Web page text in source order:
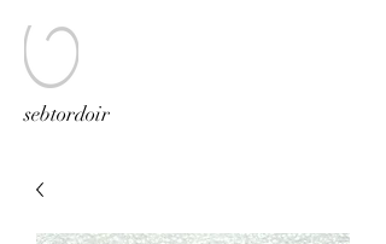
sebtordoir